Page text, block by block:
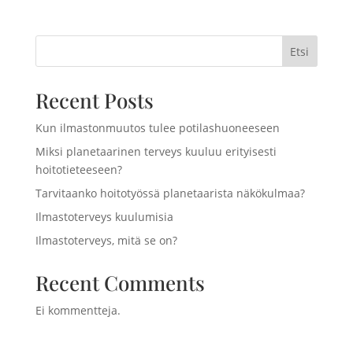
Etsi
Recent Posts
Kun ilmastonmuutos tulee potilashuoneeseen
Miksi planetaarinen terveys kuuluu erityisesti
hoitotieteeseen?
Tarvitaanko hoitotyössä planetaarista näkökulmaa?
Ilmastoterveys kuulumisia
Ilmastoterveys, mitä se on?
Recent Comments
Ei kommentteja.